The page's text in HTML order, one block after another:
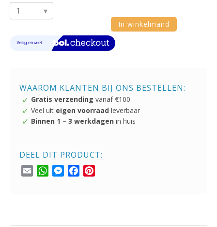
VTech
Toeter
Licht
In winkelmand
WAAROM KLANTEN BIJ ONS BESTELLEN:
Gratis verzending vanaf €100
Veel uit eigen voorraad leverbaar
Binnen 1 – 3 werkdagen in huis
DEEL DIT PRODUCT:
Email
WhatsApp
Messenger
Facebook